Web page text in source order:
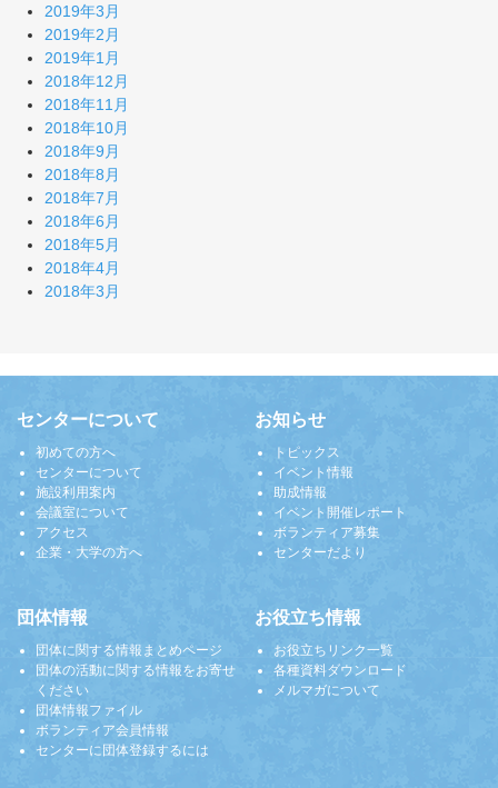
2019年3月
2019年2月
2019年1月
2018年12月
2018年11月
2018年10月
2018年9月
2018年8月
2018年7月
2018年6月
2018年5月
2018年4月
2018年3月
センターについて
初めての方へ
センターについて
施設利用案内
会議室について
アクセス
企業・大学の方へ
お知らせ
トピックス
イベント情報
助成情報
イベント開催レポート
ボランティア募集
センターだより
団体情報
団体に関する情報まとめページ
団体の活動に関する情報をお寄せ
ください
団体情報ファイル
ボランティア会員情報
センターに団体登録するには
お役立ち情報
お役立ちリンク一覧
各種資料ダウンロード
メルマガについて